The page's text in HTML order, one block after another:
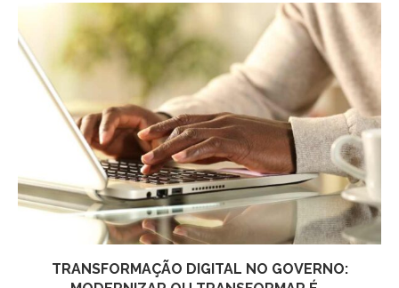
TRANSFORMAÇÃO DIGITAL NO GOVERNO: